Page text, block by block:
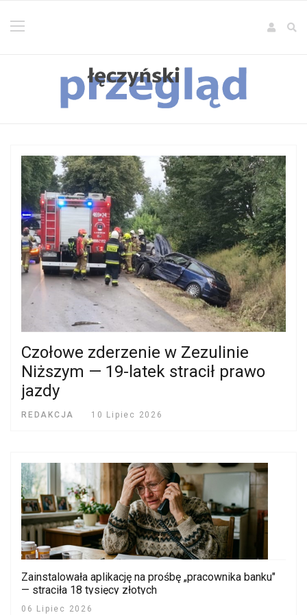
Czołowe zderzenie w Zezulinie
Niższym — 19-latek stracił prawo
jazdy
REDAKCJA 10 Lipiec 2026
Zainstalowała aplikację na prośbę „pracownika banku"
— straciła 18 tysięcy złotych
06 Lipiec 2026